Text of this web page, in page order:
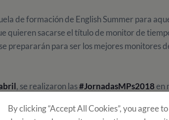
de formación de English Summer para
quieren sacarse el título de monitor de
prepararán para ser los mejores monitores
, se realizaron las#JornadasMPs2018en
para intentar entrar en nuestra
30 MP's de segundo año para seguir su
By clicking “Accept All Cookies”, you agree